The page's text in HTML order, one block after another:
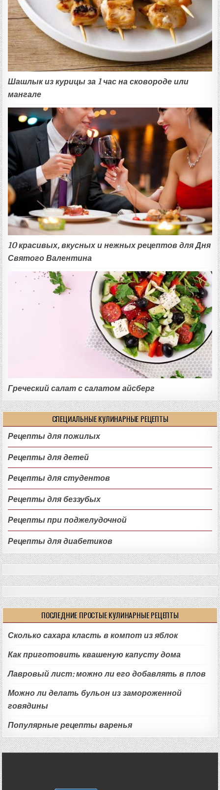
Шашлык из курицы за 1 час на сковороде или
мангале
10 красивых, вкусных и нежных рецептов для Дня
Святого Валентина
Греческий салат с салатом айсберг
СПЕЦИАЛЬНЫЕ КУЛИНАРНЫЕ РЕЦЕПТЫ
Рецепты для пожилых
Рецепты для детей
Рецепты для студентов
Рецепты для беззубых
Рецепты при поджелудочной
Рецепты для диабетиков
ПОСЛЕДНИЕ ПРОСТЫЕ КУЛИНАРНЫЕ РЕЦЕПТЫ
Сколько сахара класть в компот из яблок
Как приготовить квашеную капусту дома
Лавровый лист: можно ли его добавлять в плов
Можно ли делать бульон из замороженной
говядины
Популярные рецепты варенья